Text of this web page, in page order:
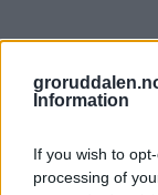
Information
If you wish to
processing of